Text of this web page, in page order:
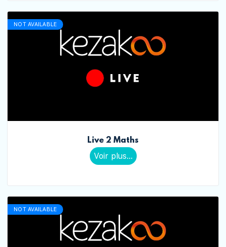
NOT AVAILABLE
Live 2 Maths
Voir plus...
NOT AVAILABLE